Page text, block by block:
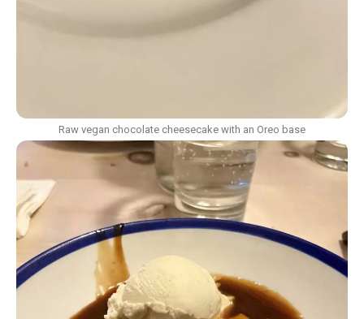
Raw vegan chocolate cheesecake with an Oreo base